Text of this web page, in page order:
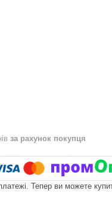
за рахунок покупця
Тепер ви можете